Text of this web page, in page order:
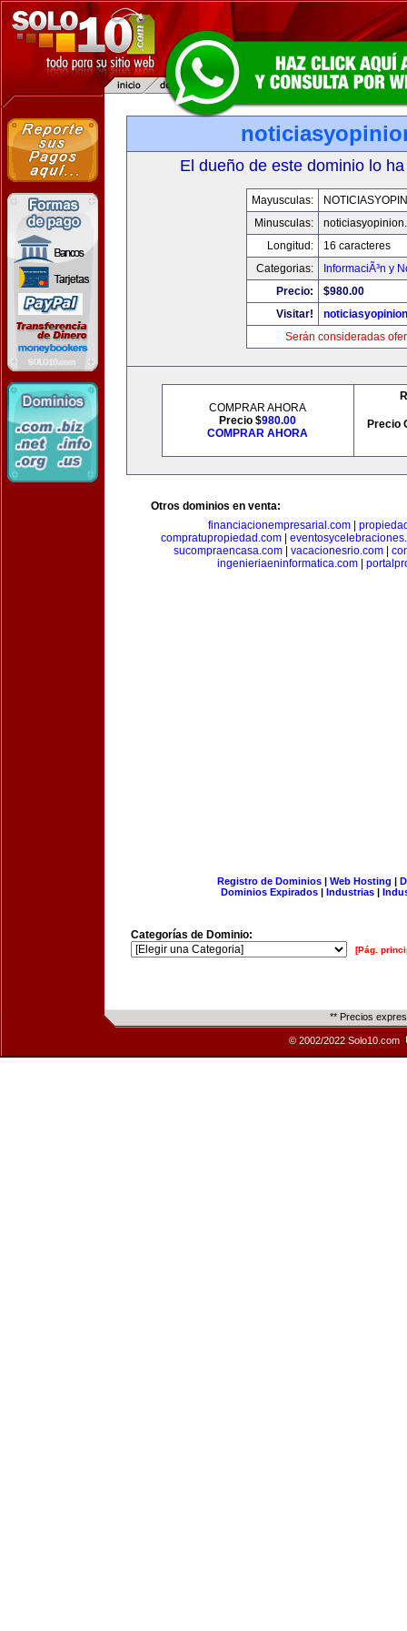
El dueño de este dominio lo
Mayusculas:
Minusculas:
Longitud:
16 caracteres
Categorias:
InformaciÃ³n y
Precio:
$980.00
Visitar!
Serán consideradas
COMPRAR AHORA
Precio $980.00
COMPRAR AHORA
Precio
Otros dominios en venta:
financiacionempresarial.com
compratupropiedad.com
sucompraencasa.com| vacacionesrio.com|
ingenieriaeninformatica.com|
Registro de Dominios| Web Hosting |
Dominios Expirados | Industrias |
Categorías de Dominio:
[Pág.
** Precios
© 2002/2022 Solo10.com